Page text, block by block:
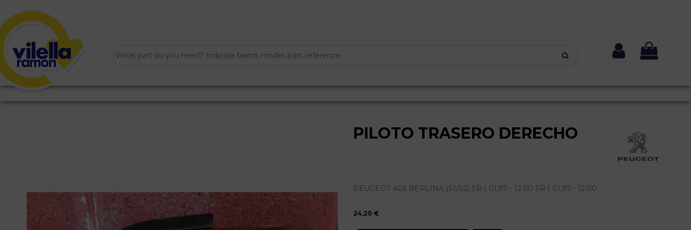
PILOTO TRASERO DERECHO
PEUGEOT 406 BERLINA (S1/S2) SR | 01.97 - 12.00 SR | 01.97 - 12.00
24,20 €